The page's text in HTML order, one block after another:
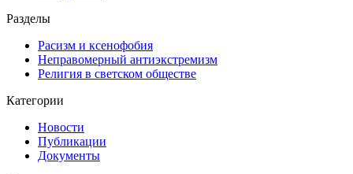
Разделы
Расизм и ксенофобия
Неправомерный антиэкстремизм
Религия в светском обществе
Категории
Новости
Публикации
Документы